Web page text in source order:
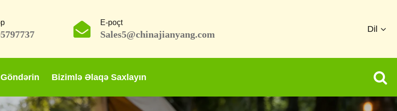
E-poçt
Sales5@chinajianyang.com
Dil
Bizimlə Əlaqə Saxlayın